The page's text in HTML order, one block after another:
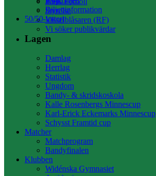
Styrelse
Visselblåsaren (RF)
Vi söker publikvärdar
Biljettinformation
50/50-lotteri
Lagen
Damlag
Herrlag
Statistik
Ungdom
Bandy- & skridskoskola
Kalle Rosenbergs Minnescup
Karl-Erick Eckemarks Minnescup
Schysst Framtid cup
Matcher
Matchprogram
Bandyfinalen
Klubben
Widénska Gymnasiet